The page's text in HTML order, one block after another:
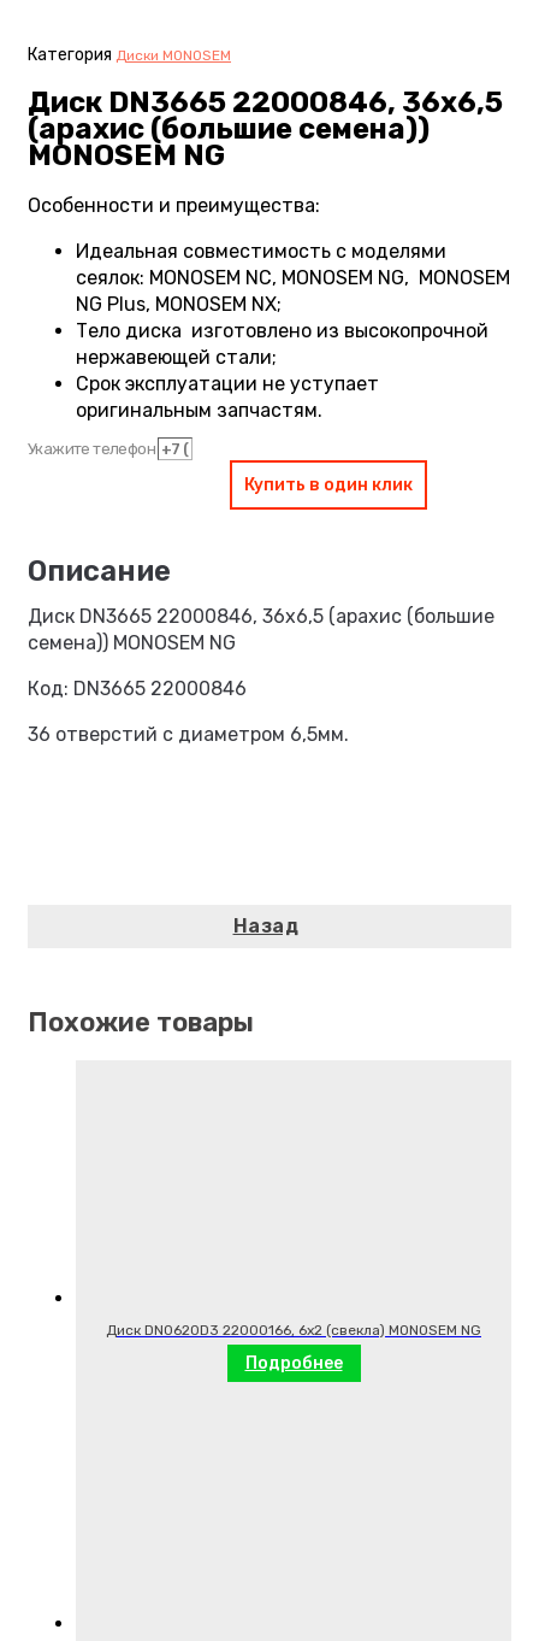
Категория Диски MONOSEM
Диск DN3665 22000846, 36х6,5
(арахис (большие семена))
MONOSEM NG
Особенности и преимущества:
Идеальная совместимость с моделями
сеялок: MONOSEM NC, MONOSEM NG, MONOSEM
NG Plus, MONOSEM NX;
Тело диска изготовлено из высокопрочной
нержавеющей стали;
Срок эксплуатации не уступает
оригинальным запчастям.
Укажите телефон
Купить в один клик
Диск DN3665 22000846, 36х6,5 (арахис (большие
семена)) MONOSEM NG
Код: DN3665 22000846
36 отверстий с диаметром 6,5мм.
Похожие товары
Диск DN0620D3 22000166, 6х2 (свекла) MONOSEM NG
Подробнее